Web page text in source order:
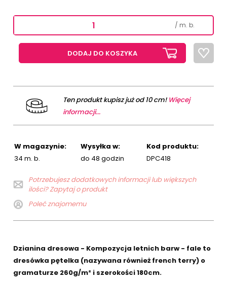
/ m. b.
DODAJ DO KOSZYKA
Ten produkt kupisz już od 10 cm! Więcej
informacji...
W magazynie:
34 m. b.
Wysyłka w:
do 48 godzin
Kod produktu:
DPC418
Potrzebujesz dodatkowych informacji lub większych
ilości? Zapytaj o produkt
Poleć znajomemu
Dzianina dresowa - Kompozycja letnich barw - fale to
dresówka pętelka (nazywana również french terry) o
gramaturze 260g/m² i szerokości 180cm.